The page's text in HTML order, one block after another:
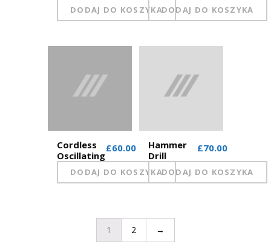
DODAJ DO KOSZYKADODAJ DO KOSZYKA
Cordless
Oscillating
£60.00
DODAJ DO KOSZYKA
Hammer
Drill
£70.00
DODAJ DO KOSZYKA
1 2 →